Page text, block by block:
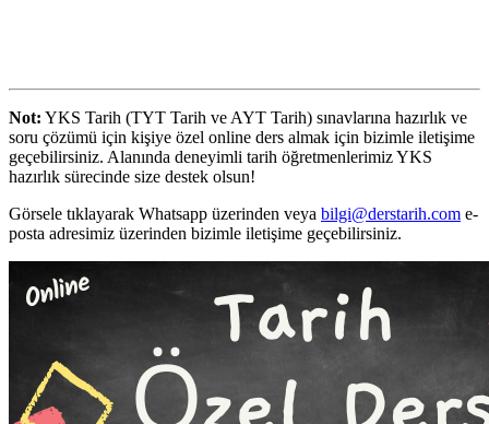
Not: YKS Tarih (TYT Tarih ve AYT Tarih) sınavlarına hazırlık ve
soru çözümü için kişiye özel online ders almak için bizimle iletişime
geçebilirsiniz. Alanında deneyimli tarih öğretmenlerimiz YKS
hazırlık sürecinde size destek olsun!
Görsele tıklayarak Whatsapp üzerinden veya bilgi@derstarih.com e-
posta adresimiz üzerinden bizimle iletişime geçebilirsiniz.